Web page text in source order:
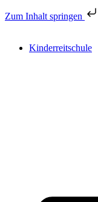
Zum Inhalt springen
Kinderreitschule